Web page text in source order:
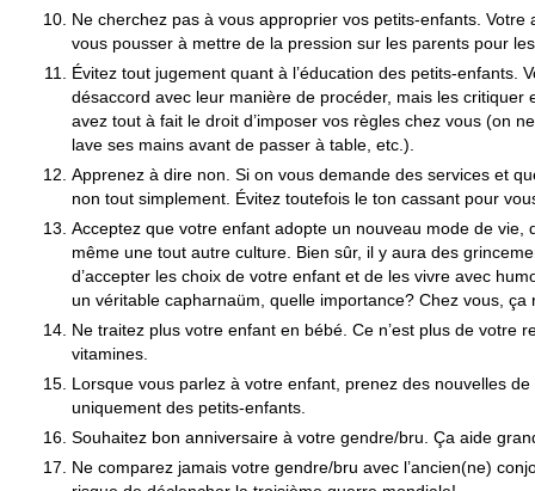
Ne cherchez pas à vous approprier vos petits-enfants.
vous pousser à mettre de la pression sur les parents pour
Évitez tout jugement quant à l’éducation des petits-enfants.
désaccord avec leur manière de procéder, mais les critiquer
avez tout à fait le droit d’imposer vos règles chez vous (on
lave ses mains avant de passer à table, etc.).
Apprenez à dire non. Si on vous demande des services et
non tout simplement. Évitez toutefois le ton cassant pour
Acceptez que votre enfant adopte un nouveau mode de vie,
même une tout autre culture. Bien sûr, il y aura des
d’accepter les choix de votre enfant et de les vivre avec
un véritable capharnaüm, quelle importance? Chez vous, ça
Ne traitez plus votre enfant en bébé. Ce n’est plus de votre
vitamines.
Lorsque vous parlez à votre enfant, prenez des nouvelles
uniquement des petits-enfants.
Souhaitez bon anniversaire à votre gendre/bru. Ça aide
Ne comparez jamais votre gendre/bru avec l’ancien(ne)